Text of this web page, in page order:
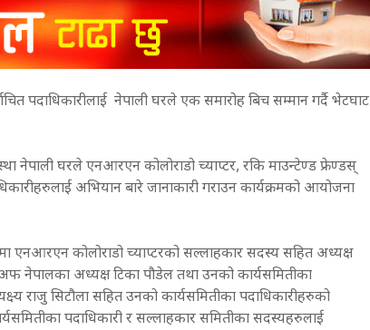
पदाधिकारीलाई नेपाली घरले एक समारोह बिच सम्मान गर्दै भेटघाट
नेपाली घरले एनआरएन कोलोराडो च्याप्टर, रकि माउन्टेण्ड फ्रेण्डस्
अभियान बारे जानाकारी गराउन कार्यक्रमको आयोजना
एनआरएन कोलोराडो च्याप्टरको सल्लाहकार सदस्य सहित अध्यक्ष
नेपालका अध्यक्ष टिका पौडेल तथा उनको कार्यसमितीका
राजु सिटौला सहित उनको कार्यसमितीका पदाधिकारीहरुको
पदाधिकारी र सल्लाहकार समितीका सदस्यहरुलाई